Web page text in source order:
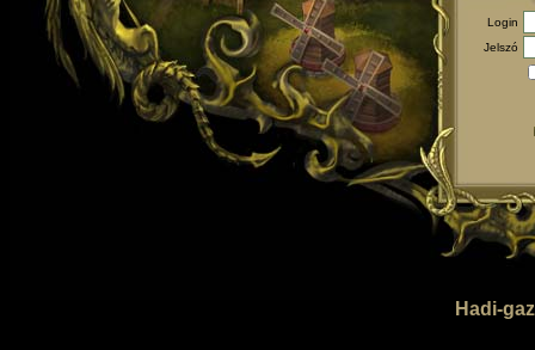
Login
Jelszó
Hadi-